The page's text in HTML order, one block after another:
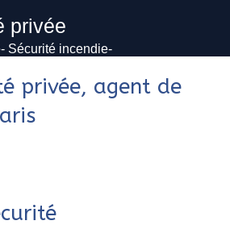
privée
Sécurité incendie-
privée, agent de